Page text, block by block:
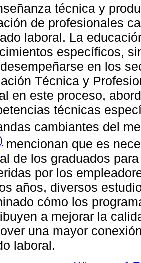
técnica y
de profesionales
laboral. La
específicos,
en los
Técnica y
en este proceso,
técnicas
cambiantes del
mencionan que es
de los graduados
por los
años, diversos
cómo los
a mejorar la
una mayor
laboral.